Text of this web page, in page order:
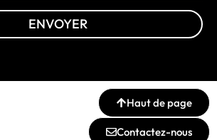
ENVOYER
Haut de page
Contactez-nous